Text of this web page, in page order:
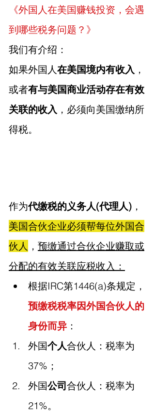
《外国人在美国赚钱投资，会遇
到哪些税务问题？》
我们有介绍：
如果外国人在美国境内有收入 ，
或者有与美国商业活动存在有效
关联的收入 ，必须向美国缴纳所
得税。
作为代缴税的义务人(代理人) ，
美国合伙企业必须帮每位外国合
伙人 ， 预缴通过合伙企业赚取或
分配的有效关联应税收入：
根据IRC第1446(a)条规定，
预缴税税率因外国合伙人的
身份而异 ：
外国个人合伙人：税率为
37%；
外国公司合伙人：税率为
21%。